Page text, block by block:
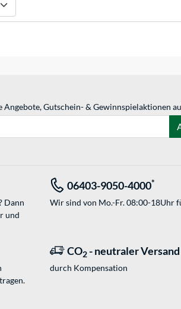
Gutschein- & Gewinnspielaktionen
Dann
und
06403-9050-4000*
Wir sind von Mo.-Fr. 08:00-18Uhr
CO2 - neutraler Versand
durch Kompensation